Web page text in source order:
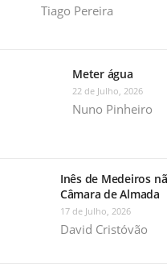
Tiago Pereira
Meter água
22 de Julho, 2026
Nuno Pinheiro
Inês de Medeiros
Câmara de Almada
17 de Julho, 2026
David Cristóvão